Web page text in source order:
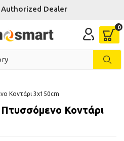
Authorized Dealer
Κοντάρι 3x150cm
Κοντάρι